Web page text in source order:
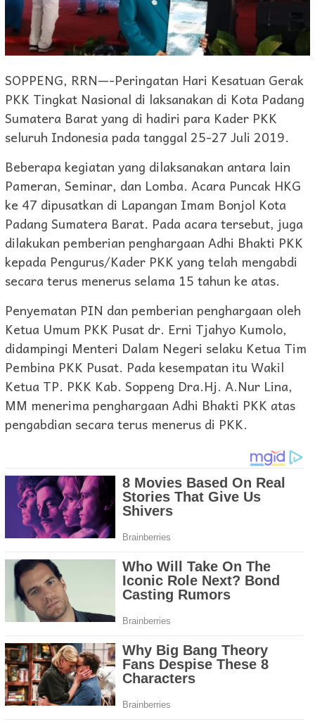
SOPPENG, RRN—-Peringatan Hari Kesatuan Gerak
PKK Tingkat Nasional di laksanakan di Kota Padang
Sumatera Barat yang di hadiri para Kader PKK
seluruh Indonesia pada tanggal 25-27 Juli 2019.
Beberapa kegiatan yang dilaksanakan antara lain
Pameran, Seminar, dan Lomba. Acara Puncak HKG
ke 47 dipusatkan di Lapangan Imam Bonjol Kota
Padang Sumatera Barat. Pada acara tersebut, juga
dilakukan pemberian penghargaan Adhi Bhakti PKK
kepada Pengurus/Kader PKK yang telah mengabdi
secara terus menerus selama 15 tahun ke atas.
Penyematan PIN dan pemberian penghargaan oleh
Ketua Umum PKK Pusat dr. Erni Tjahyo Kumolo,
didampingi Menteri Dalam Negeri selaku Ketua Tim
Pembina PKK Pusat. Pada kesempatan itu Wakil
Ketua TP. PKK Kab. Soppeng Dra.Hj. A.Nur Lina,
MM menerima penghargaan Adhi Bhakti PKK atas
pengabdian secara terus menerus di PKK.